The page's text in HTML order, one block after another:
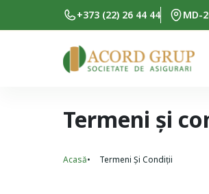
Skip to main content+373 (22) 26 44 44 MD-
Termeni și
Breadcrumb
Acasă Termeni Și Condiții